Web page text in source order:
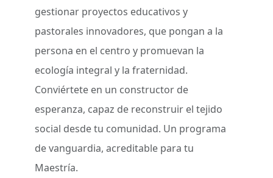
gestionar proyectos educativos y
pastorales innovadores, que pongan a la
persona en el centro y promuevan la
ecología integral y la fraternidad.
Conviértete en un constructor de
esperanza, capaz de reconstruir el tejido
social desde tu comunidad. Un programa
de vanguardia, acreditable para tu
Maestría.